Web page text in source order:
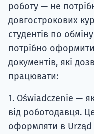
роботу — не
довгострокових
студентів по
потрібно оформити
документів, які
працювати:
1. Oświadczenie —
від роботодавця.
оформляти в Urząd